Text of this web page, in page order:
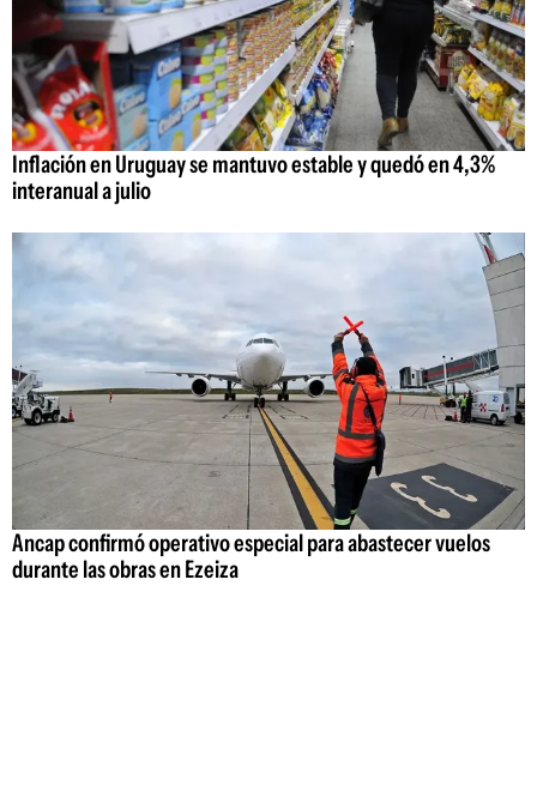
Inflación en Uruguay se mantuvo estable y quedó en 4,3%
interanual a julio
Ancap confirmó operativo especial para abastecer vuelos
durante las obras en Ezeiza